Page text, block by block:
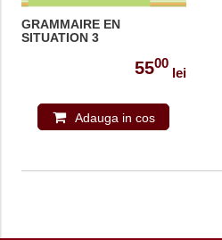
GRAMMAIRE EN
SITUATION 3
5500
lei
Adauga in cos